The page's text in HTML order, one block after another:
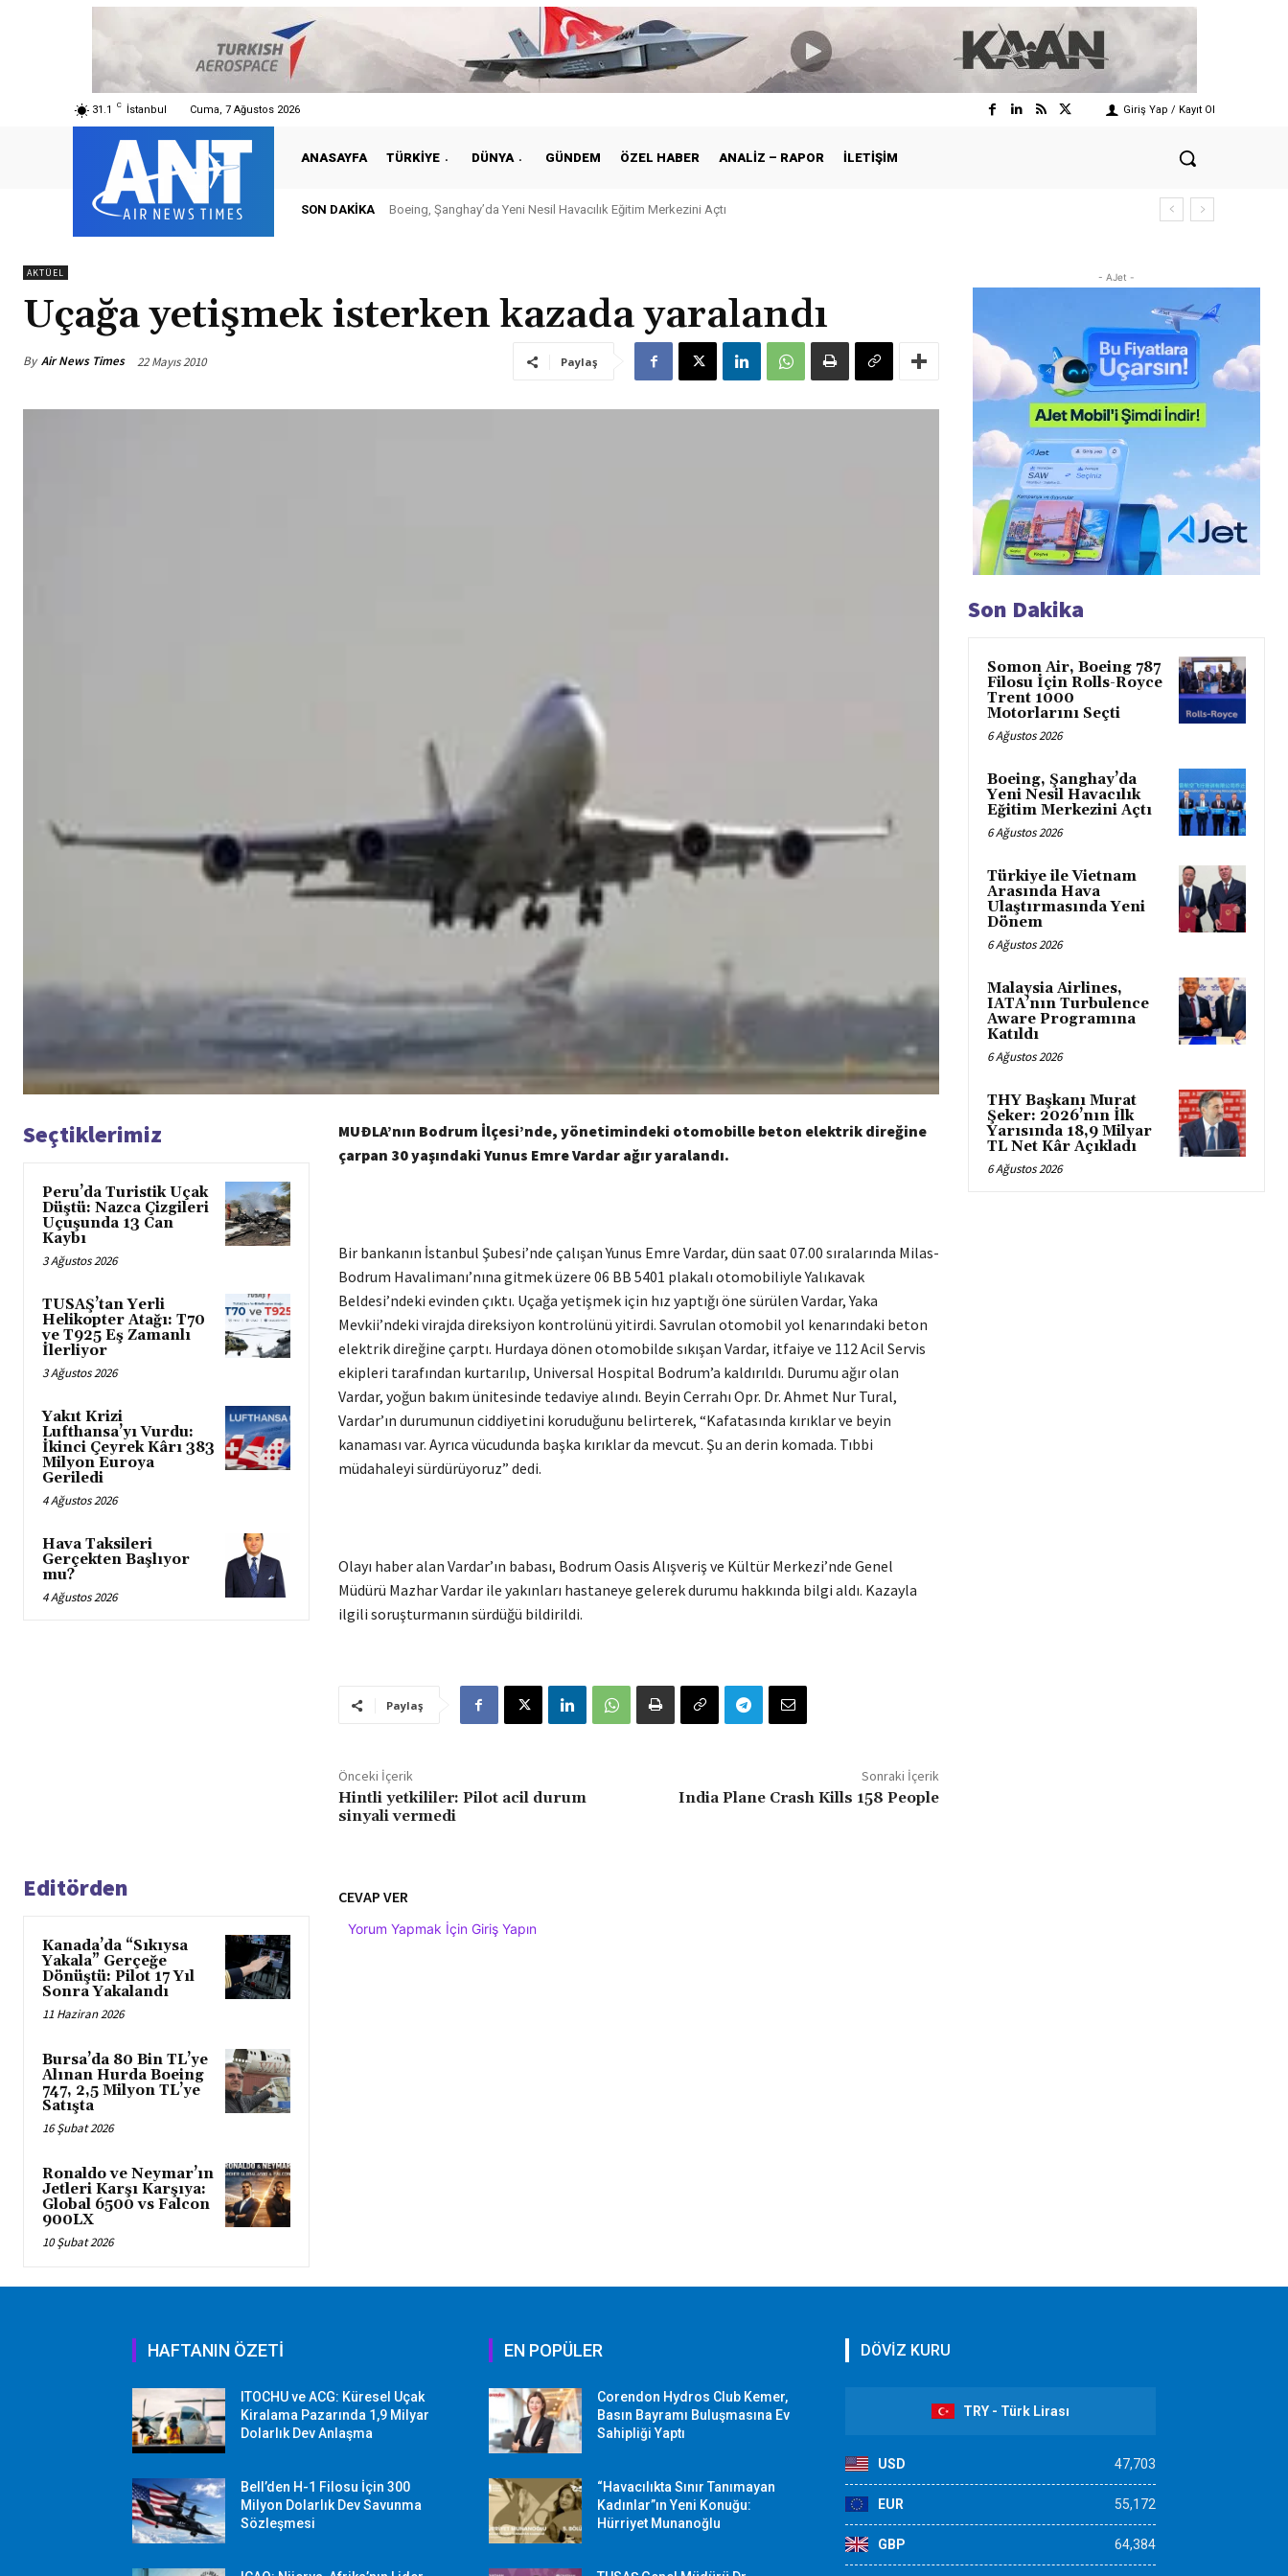
31.1 C İstanbul Cuma, 7 Ağustos 2026 Giriş Yap / Kayıt Ol
ANASAYFA TÜRKIYE DÜNYA GÜNDEM ÖZEL HABER ANALIZ – RAPOR İLETIŞIM
SON DAKIKA Boeing, Şanghay’da Yeni Nesil Havacılık Eğitim Merkezini Açtı
AKTÜEL
Uçağa yetişmek isterken kazada yaralandı
By Air News Times 22 Mayıs 2010 Paylaş
Seçtiklerimiz
Peru’da Turistik Uçak
Düştü: Nazca Çizgileri
Uçuşunda 13 Can
Kaybı
3 Ağustos 2026
TUSAŞ’tan Yerli
Helikopter Atağı: T70
ve T925 Eş Zamanlı
İlerliyor
3 Ağustos 2026
Yakıt Krizi
Lufthansa’yı Vurdu:
İkinci Çeyrek Kârı 383
Milyon Euroya
Geriledi
4 Ağustos 2026
Hava Taksileri
Gerçekten Başlıyor
mu?
4 Ağustos 2026
MUÐLA’nın Bodrum İlçesi’nde, yönetimindeki otomobille beton elektrik direğine
çarpan 30 yaşındaki Yunus Emre Vardar ağır yaralandı.
Bir bankanın İstanbul Şubesi’nde çalışan Yunus Emre Vardar, dün saat 07.00 sıralarında Milas-
Bodrum Havalimanı’nına gitmek üzere 06 BB 5401 plakalı otomobiliyle Yalıkavak
Beldesi’ndeki evinden çıktı. Uçağa yetişmek için hız yaptığı öne sürülen Vardar, Yaka
Mevkii’ndeki virajda direksiyon kontrolünü yitirdi. Savrulan otomobil yol kenarındaki beton
elektrik direğine çarptı. Hurdaya dönen otomobilde sıkışan Vardar, itfaiye ve 112 Acil Servis
ekipleri tarafından kurtarılıp, Universal Hospital Bodrum’a kaldırıldı. Durumu ağır olan
Vardar, yoğun bakım ünitesinde tedaviye alındı. Beyin Cerrahı Opr. Dr. Ahmet Nur Tural,
Vardar’ın durumunun ciddiyetini koruduğunu belirterek, “Kafatasında kırıklar ve beyin
kanaması var. Ayrıca vücudunda başka kırıklar da mevcut. Şu an derin komada. Tıbbi
müdahaleyi sürdürüyoruz” dedi.
Olayı haber alan Vardar’ın babası, Bodrum Oasis Alışveriş ve Kültür Merkezi’nde Genel
Müdürü Mazhar Vardar ile yakınları hastaneye gelerek durumu hakkında bilgi aldı. Kazayla
ilgili soruşturmanın sürdüğü bildirildi.
Paylaş
Önceki İçerik
Hintli yetkililer: Pilot acil durum
sinyali vermedi
Sonraki İçerik
India Plane Crash Kills 158 People
Editörden
Kanada’da “Sıkıysa
Yakala” Gerçeğe
Dönüştü: Pilot 17 Yıl
Sonra Yakalandı
11 Haziran 2026
Bursa’da 80 Bin TL’ye
Alınan Hurda Boeing
747, 2,5 Milyon TL’ye
Satışta
16 Şubat 2026
Ronaldo ve Neymar’ın
Jetleri Karşı Karşıya:
Global 6500 vs Falcon
900LX
10 Şubat 2026
CEVAP VER
Yorum Yapmak İçin Giriş Yapın
- AJet -
Son Dakika
Somon Air, Boeing 787
Filosu İçin Rolls-Royce
Trent 1000
Motorlarını Seçti
6 Ağustos 2026
Boeing, Şanghay’da
Yeni Nesil Havacılık
Eğitim Merkezini Açtı
6 Ağustos 2026
Türkiye ile Vietnam
Arasında Hava
Ulaştırmasında Yeni
Dönem
6 Ağustos 2026
Malaysia Airlines,
IATA’nın Turbulence
Aware Programına
Katıldı
6 Ağustos 2026
THY Başkanı Murat
Şeker: 2026’nın İlk
Yarısında 18,9 Milyar
TL Net Kâr Açıkladı
6 Ağustos 2026
HAFTANIN ÖZETİ
ITOCHU ve ACG: Küresel Uçak
Kiralama Pazarında 1,9 Milyar
Dolarlık Dev Anlaşma
Bell’den H-1 Filosu İçin 300
Milyon Dolarlık Dev Savunma
Sözleşmesi
EN POPÜLER
Corendon Hydros Club Kemer,
Basın Bayramı Buluşmasına Ev
Sahipliği Yaptı
“Havacılıkta Sınır Tanımayan
Kadınlar”ın Yeni Konuğu:
Hürriyet Munanoğlu
DÖVİZ KURU
TRY - Türk Lirası
USD 47,703
EUR 55,172
GBP 64,384